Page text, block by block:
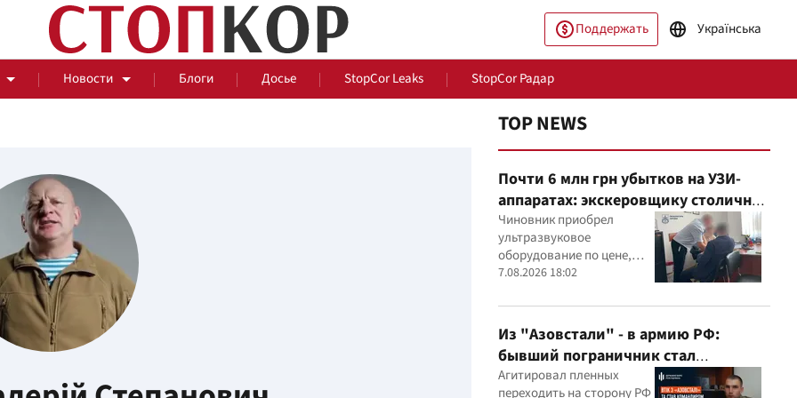
Поддержать Українська
Новости Блоги Досье StopCor Leaks StopCor Радар
За оградой
События
TOP NEWS
Почти 6 млн грн убытков на УЗИ-
аппаратах: экскеровщику столичной
больницы объявили подозрение
Чиновник приобрел
ультразвуковое
оборудование по цене,
которая, как установили
значительно выше
рыночной
7.08.2026 18:02
Из "Азовстали" - в армию РФ:
бывший пограничник стал
командиром минометного расчета
Агитировал пленных
переходить на сторону РФ